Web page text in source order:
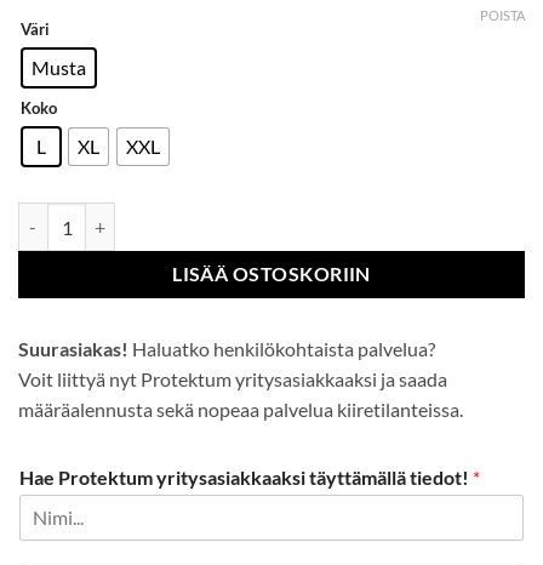
Väri
Musta
Koko
L XL XXL
POISTA
LISÄÄ OSTOSKORIIN
Suurasiakas! Haluatko henkilökohtaista palvelua?
Voit liittyä nyt Protektum yritysasiakkaaksi ja saada
määräalennusta sekä nopeaa palvelua kiiretilanteissa.
Hae Protektum yritysasiakkaaksi täyttämällä tiedot! *